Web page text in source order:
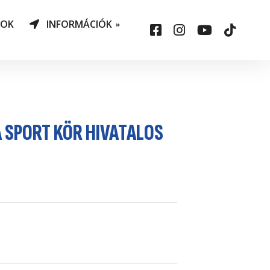
INFORMÁCIÓK
Társadalmi felelősség
KÖR HIVATALOS